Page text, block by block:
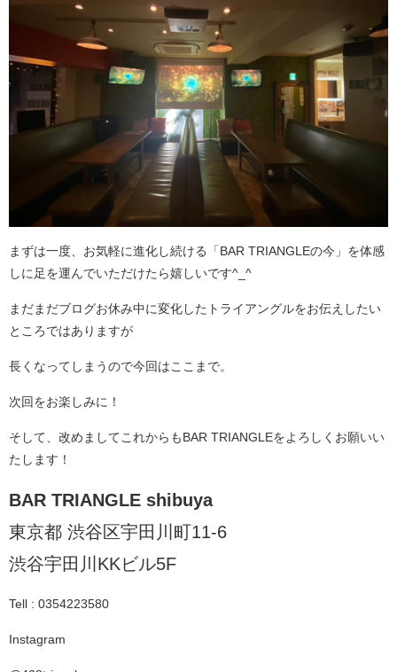
まずは一度、お気軽に進化し続ける「BAR TRIANGLEの今」を体感
しに足を運んでいただけたら嬉しいです^_^
まだまだブログお休み中に変化したトライアングルをお伝えしたい
ところではありますが
長くなってしまうので今回はここまで。
次回をお楽しみに！
そして、改めましてこれからもBAR TRIANGLEをよろしくお願いい
たします！
BAR TRIANGLE shibuya
東京都 渋谷区宇田川町11-6
渋谷宇田川KKビル5F
Tell : ‭0354223580‬
Instagram